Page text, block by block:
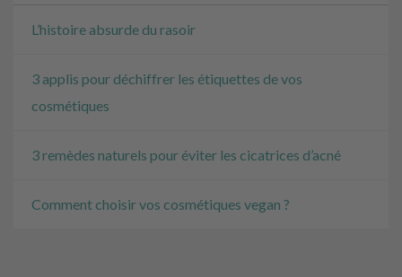
L’histoire absurde du rasoir
3 applis pour déchiffrer les étiquettes de vos
cosmétiques
3 remèdes naturels pour éviter les cicatrices d’acné
Comment choisir vos cosmétiques vegan ?